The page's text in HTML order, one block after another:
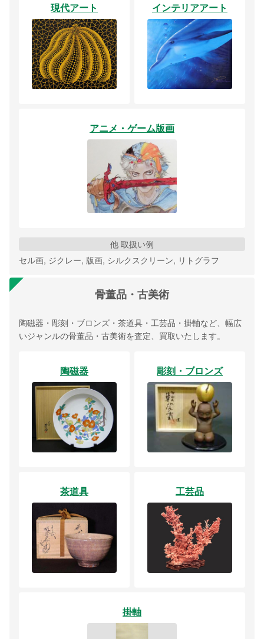
現代アート インテリアアート
アニメ・ゲーム版画
他 取扱い例
セル画, ジクレー, 版画, シルクスクリーン, リトグラフ
骨董品・古美術
陶磁器・彫刻・ブロンズ・茶道具・工芸品・掛軸など、幅広
いジャンルの骨董品・古美術を査定、買取いたします。
陶磁器 彫刻・ブロンズ
茶道具 工芸品
掛軸